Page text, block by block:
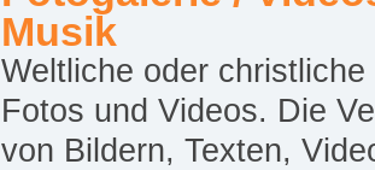
Musik
Weltliche oder christliche
Fotos und Videos. Die
von Bildern, Texten,